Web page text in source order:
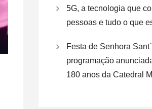
5G, a tecnologia que
pessoas e tudo o que
Festa de Senhora
programação
180 anos da Catedral